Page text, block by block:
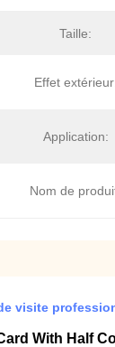
Taille:
Effet
Application:
Nom de
visite
With Half